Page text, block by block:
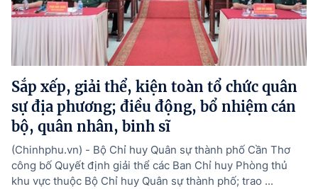
Sắp xếp, giải thể, kiện toàn tổ chức quân
sự địa phương; điều động, bổ nhiệm cán
bộ, quân nhân, binh sĩ
(Chinhphu.vn) - Bộ Chỉ huy Quân sự thành phố Cần Thơ
công bố Quyết định giải thể các Ban Chỉ huy Phòng thủ
khu vực thuộc Bộ Chỉ huy Quân sự thành phố; trao ...